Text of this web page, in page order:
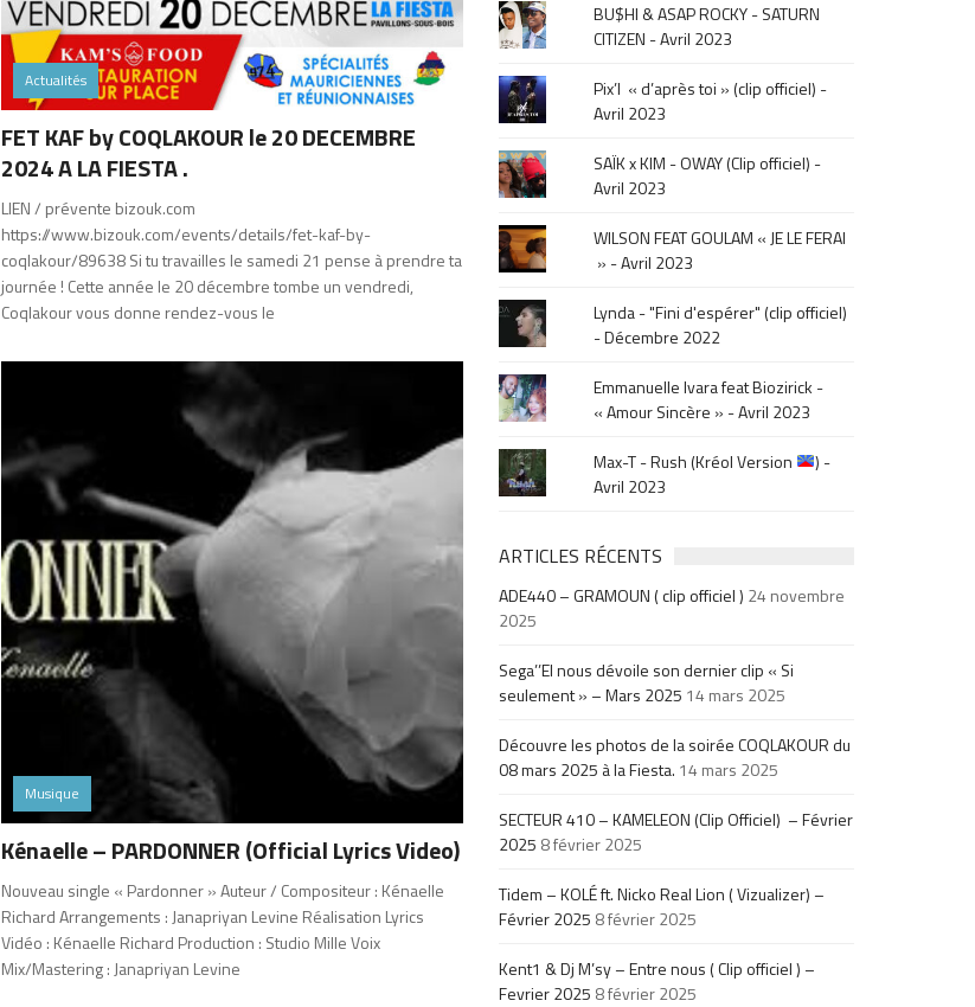
Actualités
FET KAF by COQLAKOUR le 20 DECEMBRE
2024 A LA FIESTA .
LIEN / prévente bizouk.com
https://www.bizouk.com/events/details/fet-kaf-by-
coqlakour/89638 Si tu travailles le samedi 21 pense à prendre ta
journée ! Cette année le 20 décembre tombe un vendredi,
Coqlakour vous donne rendez-vous le
Musique
Kénaelle – PARDONNER (Official Lyrics Video)
Nouveau single « Pardonner » Auteur / Compositeur : Kénaelle
Richard Arrangements : Janapriyan Levine Réalisation Lyrics
Vidéo : Kénaelle Richard Production : Studio Mille Voix
Mix/Mastering : Janapriyan Levine
click
sur
le
mois
de
la
sortie
.
BU$HI & ASAP ROCKY - SATURN
CITIZEN - Avril 2023
Pix’l « d’après toi » (clip officiel) -
Avril 2023
SAÏK x KIM - OWAY (Clip officiel) -
Avril 2023
WILSON FEAT GOULAM « JE LE FERAI
» - Avril 2023
Lynda - "Fini d'espérer" (clip officiel)
- Décembre 2022
Emmanuelle Ivara feat Biozirick -
« Amour Sincère » - Avril 2023
Max-T - Rush (Kréol Version
) -
Avril 2023
ARTICLES RÉCENTS
ADE440 – GRAMOUN ( clip officiel ) 24 novembre
2025
Sega’’El nous dévoile son dernier clip « Si
seulement » – Mars 2025 14 mars 2025
Découvre les photos de la soirée COQLAKOUR du
08 mars 2025 à la Fiesta. 14 mars 2025
SECTEUR 410 – KAMELEON (Clip Officiel) – Février
2025 8 février 2025
Tidem – KOLÉ ft. Nicko Real Lion ( Vizualizer) –
Février 2025 8 février 2025
Kent1 & Dj M’sy – Entre nous ( Clip officiel ) –
Fevrier 2025 8 février 2025